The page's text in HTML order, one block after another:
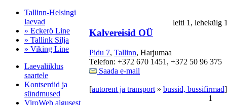
Tallinn-Helsingi
laevad
» Eckerö Line
» Tallink Silja
» Viking Line
Laevaliiklus
saartele
Kontserdid ja
sündmused
ViroWeb algusest
leiti 1,
Kalvereisid OÜ
Pidu 7, Tallinn, Harjumaa
Telefon: +372 670 1451, +372 50 96 375
Saada e-mail
[autorent ja transport » bussid, bussifirmad]
1